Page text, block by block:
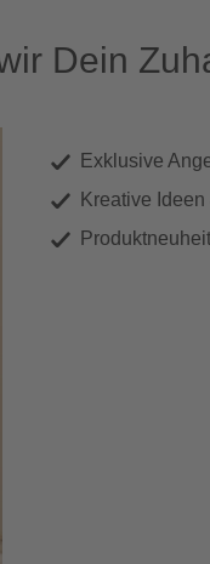
Dein
Exklusive
Kreative